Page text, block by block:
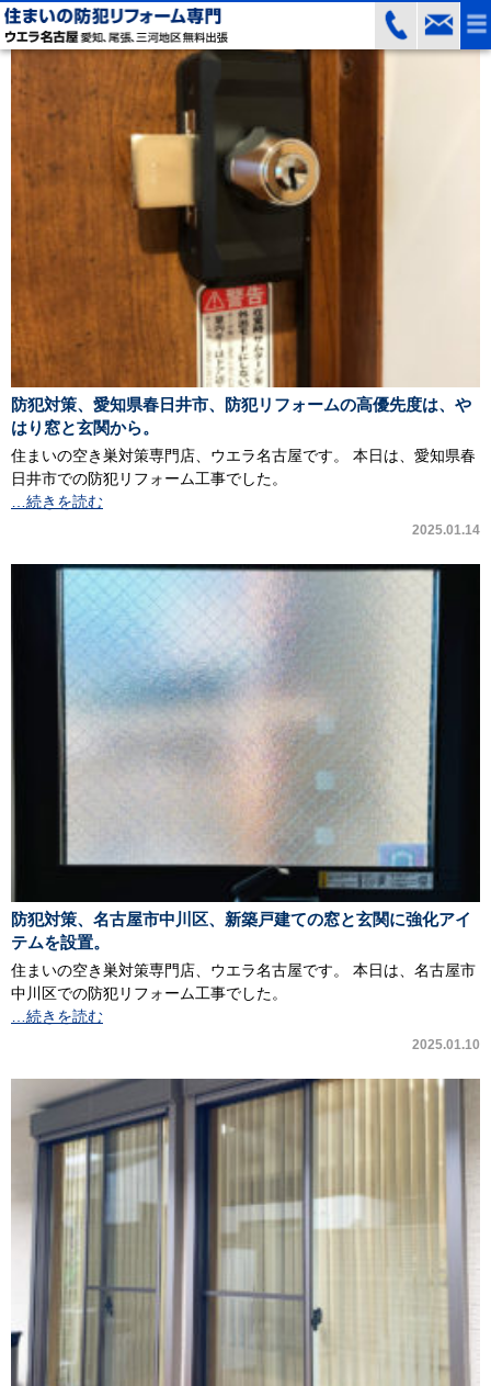
防犯対策、愛知県春日井市、防犯リフォームの高優先度は、や
はり窓と玄関から。
住まいの空き巣対策専門店、ウエラ名古屋です。 本日は、愛知県春
日井市での防犯リフォーム工事でした。
…続きを読む
2025.01.14
防犯対策、名古屋市中川区、新築戸建ての窓と玄関に強化アイ
テムを設置。
住まいの空き巣対策専門店、ウエラ名古屋です。 本日は、名古屋市
中川区での防犯リフォーム工事でした。
…続きを読む
2025.01.10